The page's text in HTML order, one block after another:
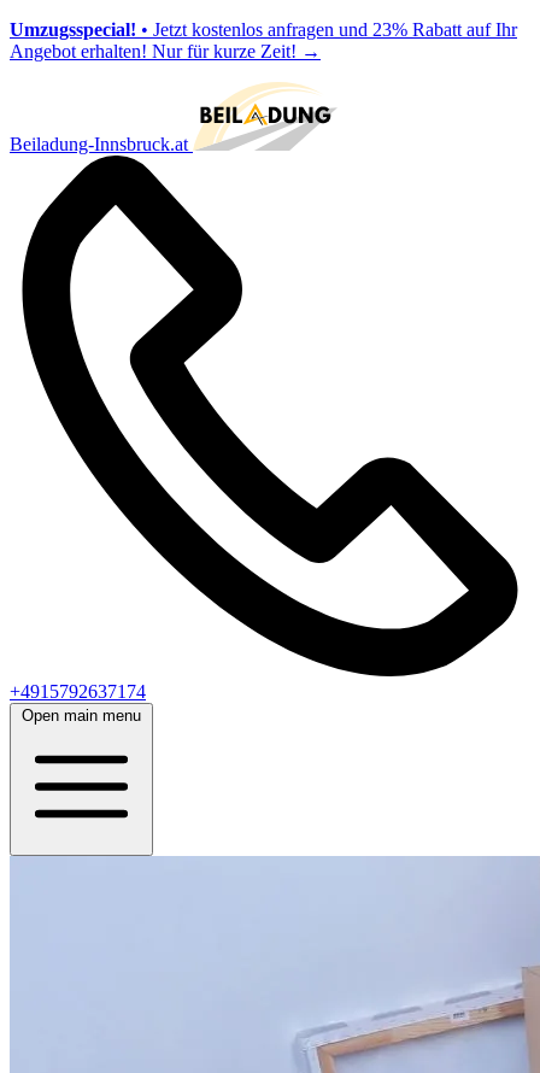
Umzugsspecial! • Jetzt kostenlos anfragen und 23% Rabatt auf Ihr
Angebot erhalten! Nur für kurze Zeit! →
Beiladung-Innsbruck.at
+4915792637174
Open main menu